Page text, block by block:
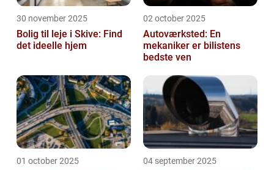
30 november 2025
Bolig til leje i Skive: Find
det ideelle hjem
02 october 2025
Autoværksted: En
mekaniker er bilistens
bedste ven
01 october 2025 04 september 2025